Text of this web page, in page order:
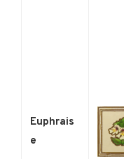
Euphrais
e